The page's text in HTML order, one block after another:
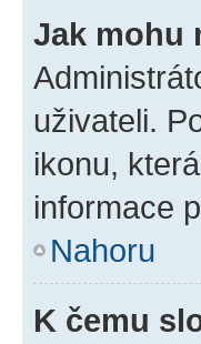
Jak mohu
uživateli.
ikonu,
informace
Nahoru
K čemu